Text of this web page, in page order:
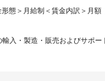
態＞月給制＜賃金内訳＞月額
入・製造・販売およびサポー